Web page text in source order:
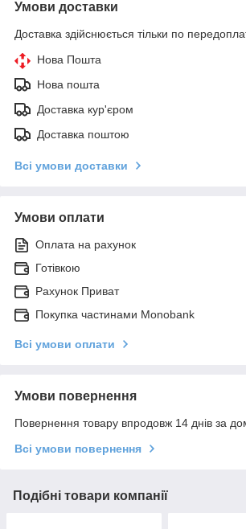
Умови доставки
Доставка здійснюється тільки по
Нова Пошта
Нова пошта
Доставка кур'єром
Доставка поштою
Всі умови доставки
Умови оплати
Оплата на рахунок
Готівкою
Рахунок Приват
Покупка частинами Monobank
Всі умови оплати
Умови повернення
Повернення товару впродовж 14 днів за
Всі умови повернення
Подібні товари компанії